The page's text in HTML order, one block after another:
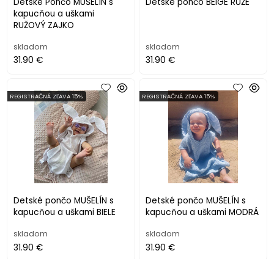
kapucňou a uškami
RUŽOVÝ ZAJKO
skladom
31.90 €
skladom
31.90 €
Detské pončo MUŠELÍN s
kapucňou a uškami BIELE
REGISTRAČNÁ ZĽAVA 15%
skladom
31.90 €
Detské pončo MUŠELÍN s
kapucňou a uškami MODRÁ
REGISTRAČNÁ ZĽAVA 15%
skladom
31.90 €